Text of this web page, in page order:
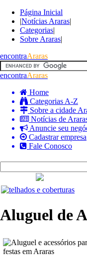
Página Inicial
|Notícias Araras|
Categorias|
Sobre Araras|
encontraAraras
encontraAraras
Home
Categorias A-Z
Sobre a cidade
Notícias de
Anuncie seu
Cadastrar empresa
Fale Conosco
Aluguel de